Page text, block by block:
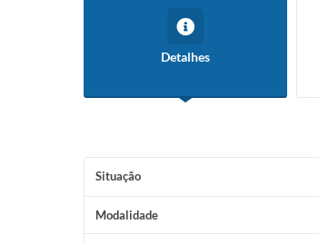
Detalhes
Situação
Modalidade